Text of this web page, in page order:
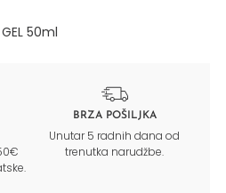
GEL 50ml
BRZA POŠILJKA
Unutar 5 radnih dana od
trenutka narudžbe.